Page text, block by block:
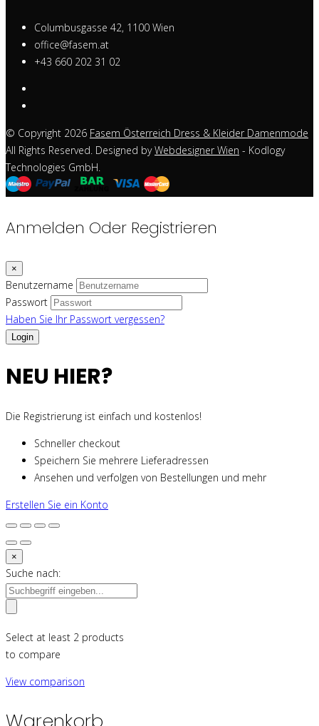
Columbusgasse 42, 1100 Wien
office@fasem.at
+43 660 202 31 02
© Copyright 2026 Fasem Österreich Dress & Kleider Damenmode
All Rights Reserved. Designed byWebdesigner Wien - Kodlogy
Technologies GmbH.
Anmelden Oder Registrieren
×
Benutzername
Passwort
Haben Sie Ihr Passwort vergessen?
NEU HIER?
Die Registrierung ist einfach und kostenlos!
Schneller checkout
Speichern Sie mehrere Lieferadressen
Ansehen und verfolgen von Bestellungen und mehr
Erstellen Sie ein Konto
×
Suche nach:
Select at least 2 products
to compare
View comparison